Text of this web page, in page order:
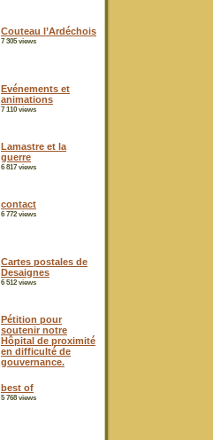
Couteau l’Ardéchois
7 305 views
Evénements et
animations
7 110 views
Lamastre et la
guerre
6 817 views
contact
6 772 views
Cartes postales de
Desaignes
6 512 views
Pétition pour
soutenir notre
Hôpital de proximité
en difficulté de
gouvernance.
best of
5 768 views